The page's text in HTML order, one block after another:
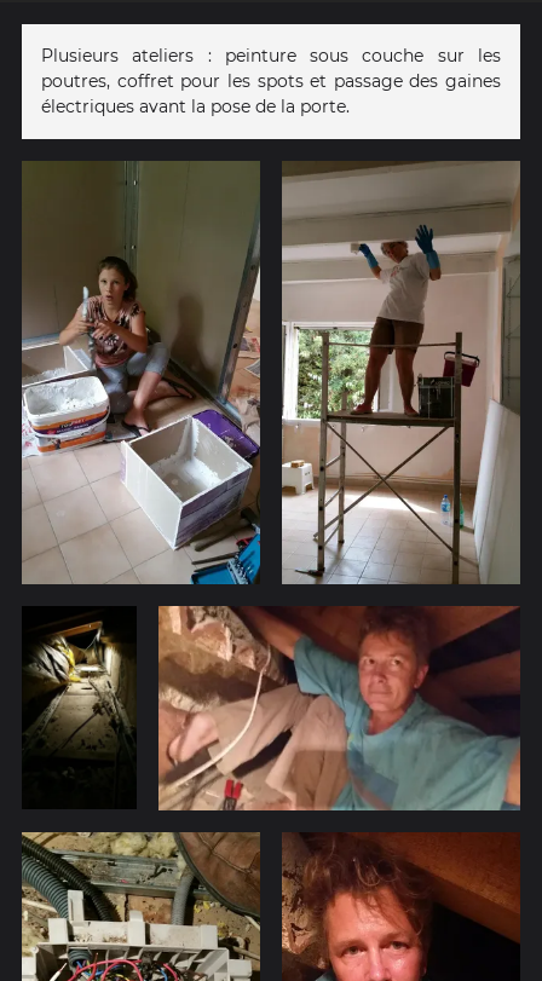
Plusieurs ateliers : peinture sous couche sur les
poutres, coffret pour les spots et passage des gaines
électriques avant la pose de la porte.